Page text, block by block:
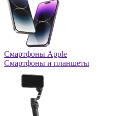
Смартфоны Apple
Смартфоны и планшеты